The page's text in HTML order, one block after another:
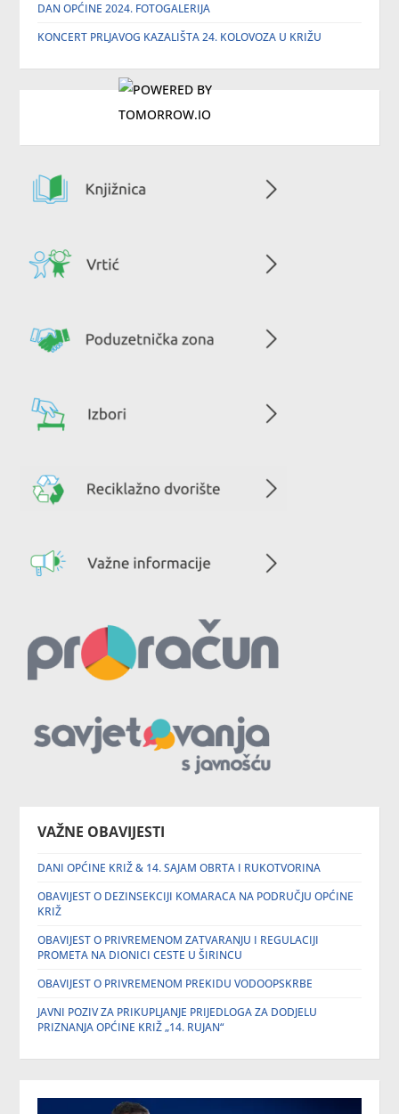
DAN OPĆINE 2024. FOTOGALERIJA
KONCERT PRLJAVOG KAZALIŠTA 24. KOLOVOZA U KRIŽU
VAŽNE OBAVIJESTI
DANI OPĆINE KRIŽ & 14. SAJAM OBRTA I RUKOTVORINA
OBAVIJEST O DEZINSEKCIJI KOMARACA NA PODRUČJU OPĆINE
KRIŽ
OBAVIJEST O PRIVREMENOM ZATVARANJU I REGULACIJI
PROMETA NA DIONICI CESTE U ŠIRINCU
OBAVIJEST O PRIVREMENOM PREKIDU VODOOPSKRBE
JAVNI POZIV ZA PRIKUPLJANJE PRIJEDLOGA ZA DODJELU
PRIZNANJA OPĆINE KRIŽ „14. RUJAN“